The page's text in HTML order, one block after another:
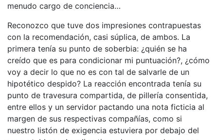
menudo cargo de conciencia…
Reconozco que tuve dos impresiones contrapuestas
con la recomendación, casi súplica, de ambos. La
primera tenía su punto de soberbia: ¿quién se ha
creído que es para condicionar mi puntuación?, ¿cómo
voy a decir lo que no es con tal de salvarle de un
hipotético despido? La reacción encontrada tenía su
punto de travesura compartida, de pillería consentida,
entre ellos y un servidor pactando una nota ficticia al
margen de sus respectivas compañías, como si
nuestro listón de exigencia estuviera por debajo del